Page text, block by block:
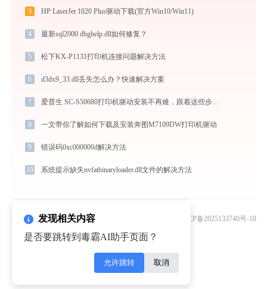
3 HP LaserJet 1020 Plus驱动下载(官方Win10/Win11)
4 最新sql2000 dbghelp.dll如何修复？
5 松下KX-P1131打印机连接问题解决方法
6 d3dx9_33.dll丢失怎么办？快速解决方案
7 爱普生 SC-S50680打印机驱动安装不再难，跟着这些步骤一学就会
8 一文带你了解如何下载及安装奔图M7109DW打印机驱动
9 错误码0xc000000d解决方法
10 系统提示缺失nvfatbinaryloader.dll文件的解决方法
版权所有© 2010 - 2026 北京灵豹智能科技有限公司
京ICP备2025133740号-18
关注“金山毒霸”微信公众号
发现相关内容
是否要跳转到毒霸AI助手页面？
允许跳转 取消